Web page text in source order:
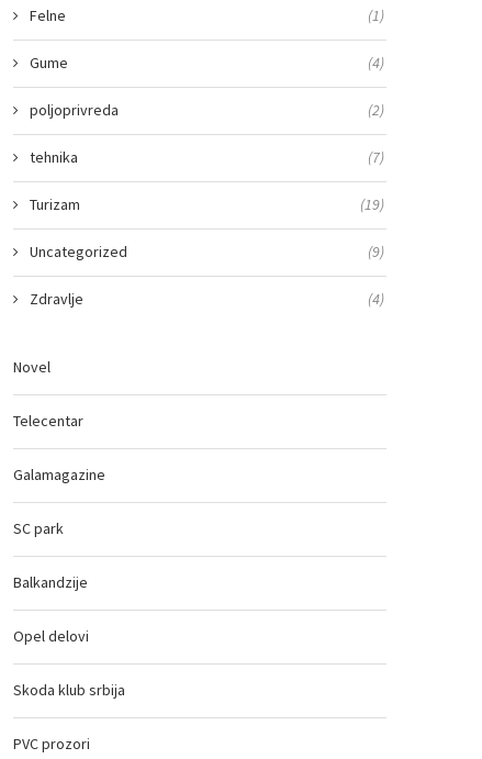
Felne (1)
Gume (4)
poljoprivreda (2)
tehnika (7)
Turizam (19)
Uncategorized (9)
Zdravlje (4)
Novel
Telecentar
Galamagazine
SC park
Balkandzije
Opel delovi
Skoda klub srbija
PVC prozori